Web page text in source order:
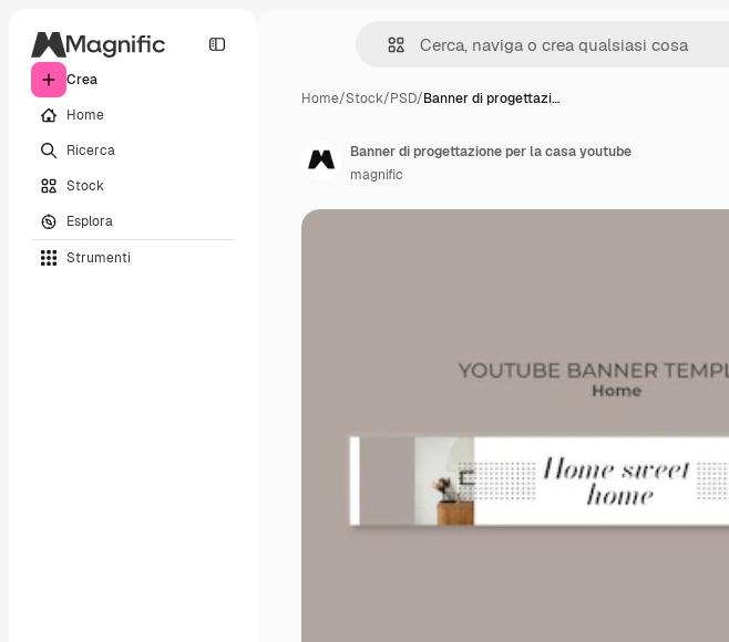
Crea
Home
Ricerca
Stock
Esplora
Strumenti
Home/Stock/PSD/Banner di progettazi…
Banner di progettazione per la casa youtube
magnific